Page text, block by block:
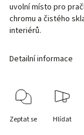
uvolní místo pro
chromu a čistého
interiérů.
Detailní informace
Zeptat se Hlídat